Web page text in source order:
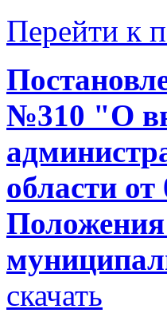
Перейти к
№310 "О
области
Положения
скачать